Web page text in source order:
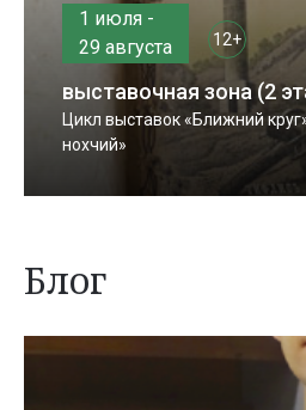
1 июля -
29 августа
12+
выставочная зона (2
Цикл выставок «Ближний
нохчий»
Блог